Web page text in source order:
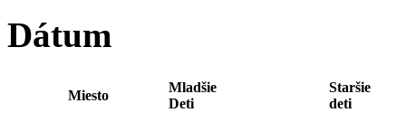
Dátum
Miesto
Mladšie
Deti
Staršie
deti